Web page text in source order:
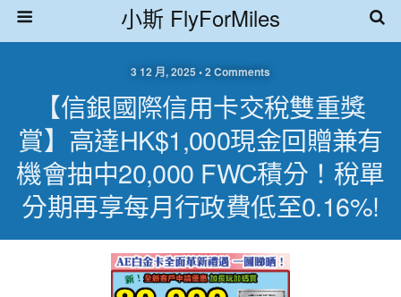
小斯 FlyForMiles
3 12 月, 2025 • 2 Comments
【信銀國際信用卡交稅雙重獎
賞】高達HK$1,000現金回贈兼有
機會抽中20,000 FWC積分！稅單
分期再享每月行政費低至0.16%!